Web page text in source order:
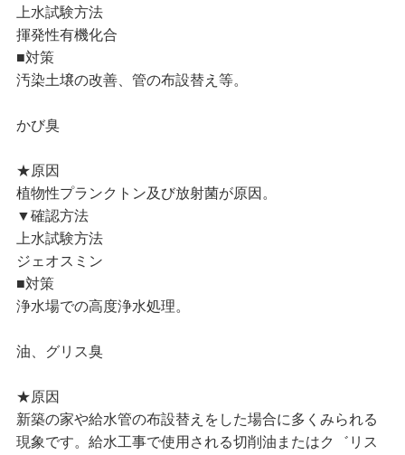
上水試験方法
揮発性有機化合
■対策
汚染土壌の改善、管の布設替え等。
かび臭
★原因
植物性プランクトン及び放射菌が原因。
▼確認方法
上水試験方法
ジェオスミン
■対策
浄水場での高度浄水処理。
油、グリス臭
★原因
新築の家や給水管の布設替えをした場合に多くみられる
現象です。給水工事で使用される切削油またはク゛リス